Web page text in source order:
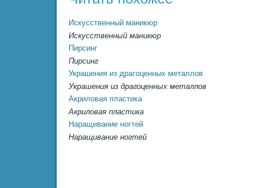
Искусственный маникюр
Искусственный маникюр
Пирсинг
Пирсинг
Украшения из драгоценных металлов
Украшения из драгоценных металлов
Акpиловая пластика
Акpиловая пластика
Наращивание ногтей
Наращивание ногтей